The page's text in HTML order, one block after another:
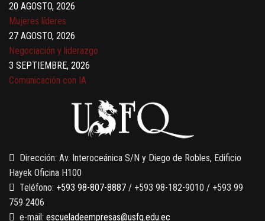
20 AGOSTO, 2026
Mujeres líderes
27 AGOSTO, 2026
Negociación y liderazgo
3 SEPTIEMBRE, 2026
Comunicación con IA
Gobernanza de datos
13 AGOSTO, 2026
Finanzas para no financieros
Dirección: Av. Interoceánica S/N y Diego de Robles, Edificio
Hayek Oficina H100
Teléfono: +593 98-807-8887 / +593 98-182-9010 / +593 99
759 2406
e-mail: escueladeempresas@usfq.edu.ec